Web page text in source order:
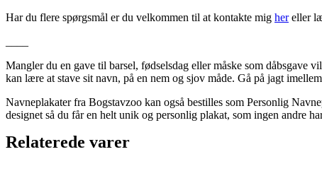
Har du flere spørgsmål er du velkommen til at kontakte mig hereller
Mangler du en gave til barsel, fødselsdag eller måske som dåbsgave
kan lære at stave sit navn, på en nem og sjov måde. Gå på jagt
Navneplakater fra Bogstavzoo kan også bestilles som Personlig
designet så du får en helt unik og personlig plakat, som ingen andre
Relaterede varer